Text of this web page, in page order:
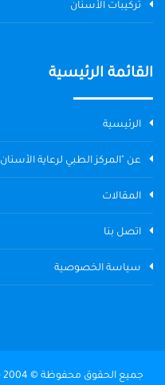
تركيبات الأسنان
القائمة الرئيسية
الرئيسية
عن "المركز الطبي لرعاية الأسنان"
المقالات
اتصل بنا
سياسة الخصوصية